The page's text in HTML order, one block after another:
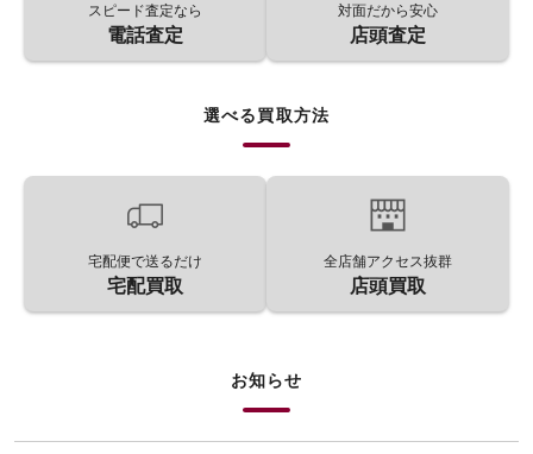
スピード査定なら
電話査定
対面だから安心
店頭査定
選べる買取方法
宅配便で送るだけ
宅配買取
全店舗アクセス抜群
店頭買取
お知らせ